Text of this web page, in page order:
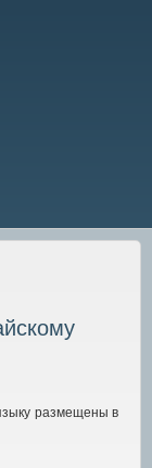
размещены в